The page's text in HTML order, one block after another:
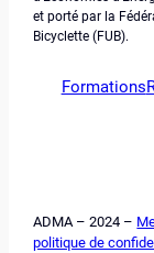
et porté par la
Bicyclette (FUB).
Formations
ADMA – 2024 –
politique de